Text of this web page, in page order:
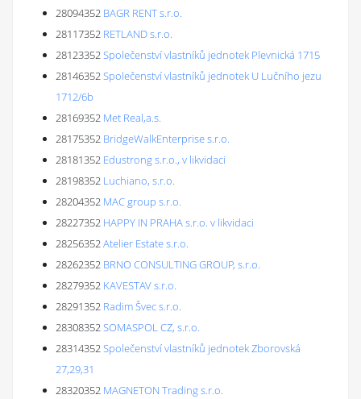
28094352 BAGR RENT s.r.o.
28117352 RETLAND s.r.o.
28123352Společenství vlastníků jednotek Plevnická 1715
28146352Společenství vlastníků jednotek U Lučního jezu
1712/6b
28169352 Met Real,a.s.
28175352 BridgeWalkEnterprise s.r.o.
28181352 Edustrong s.r.o., v likvidaci
28198352 Luchiano, s.r.o.
28204352 MAC group s.r.o.
28227352 HAPPY IN PRAHA s.r.o. v likvidaci
28256352Atelier Estate s.r.o.
28262352 BRNO CONSULTING GROUP, s.r.o.
28279352 KAVESTAV s.r.o.
28291352 Radim Švec s.r.o.
28308352SOMASPOL CZ, s.r.o.
28314352Společenství vlastníků jednotek Zborovská
27,29,31
28320352 MAGNETON Trading s.r.o.